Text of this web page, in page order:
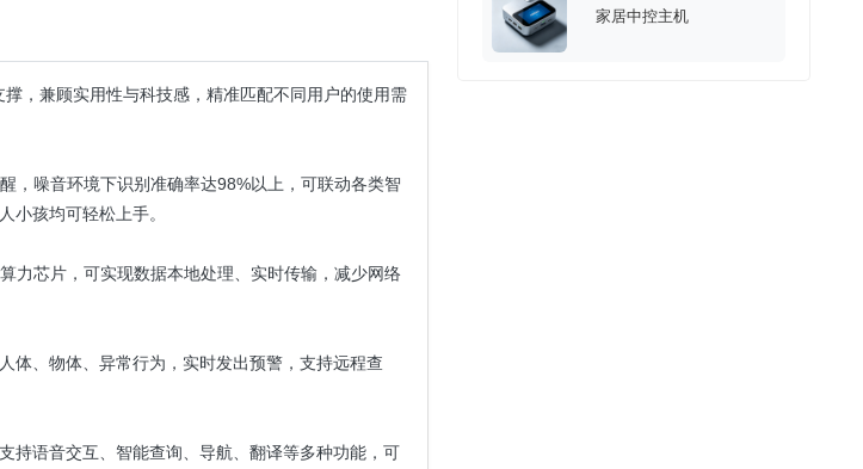
，兼顾实用性与科技感，精准匹配不同用户的使用需
，噪音环境下识别准确率达98%以上，可联动各类智
小孩均可轻松上手。
力芯片，可实现数据本地处理、实时传输，减少网络
体、物体、异常行为，实时发出预警，支持远程查
持语音交互、智能查询、导航、翻译等多种功能，可
家居中控主机